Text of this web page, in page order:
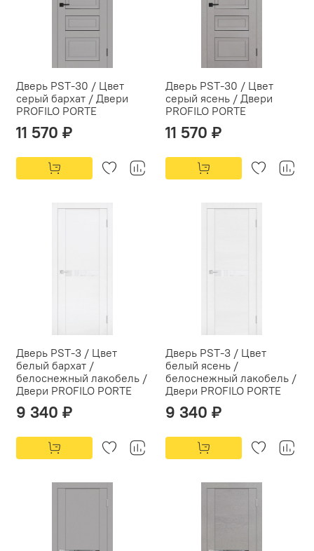
Дверь PST-30 / Цвет
серый бархат / Двери
PROFILO PORTE
11 570 ₽
Дверь PST-30 / Цвет
серый ясень / Двери
PROFILO PORTE
11 570 ₽
Дверь PST-3 / Цвет
белый бархат /
белоснежный лакобель /
Двери PROFILO PORTE
9 340 ₽
Дверь PST-3 / Цвет
белый ясень /
белоснежный лакобель /
Двери PROFILO PORTE
9 340 ₽